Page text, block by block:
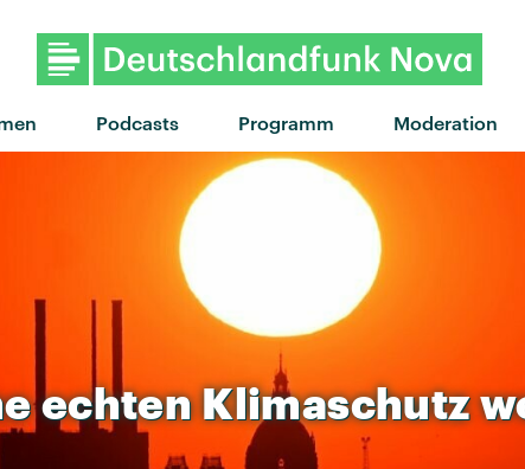
Podcasts Programm Moderation
echtenKlimaschutz